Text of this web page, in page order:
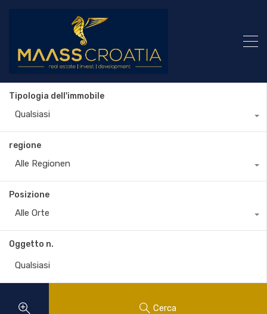
Tipologia dell'immobile
Qualsiasi
regione
Alle Regionen
Posizione
Alle Orte
Oggetto n.
Cerca